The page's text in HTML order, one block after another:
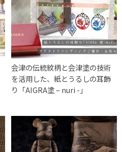
会津の伝統紋柄と会津塗の技術
を活用した、紙とうるしの耳飾
り「AIGRA塗 – nuri -」